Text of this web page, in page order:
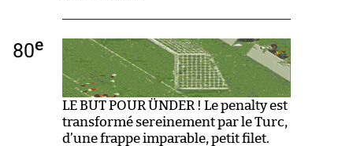
80e
LE BUT POUR ÜNDER ! Le penalty est
transformé sereinement par le Turc,
d’une frappe imparable, petit filet.